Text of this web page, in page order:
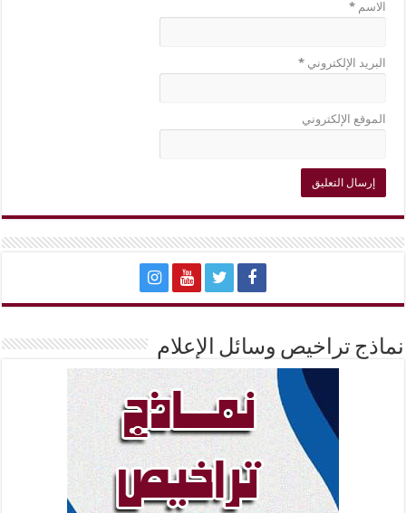
الاسم*
البريد الإلكتروني*
الموقع الإلكتروني
نماذج تراخيص وسائل الإعلام